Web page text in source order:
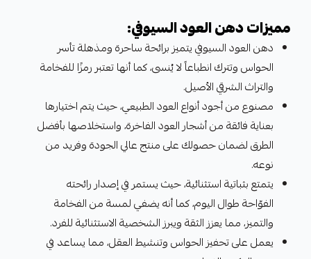
مميزات دهن العود السيوفي:
دهن العود السيوفي يتميز برائحة ساحرة ومذهلة تأسر
الحواس وتترك انطباعاً لا يُنسى، كما أنها تعتبر رمزًا للفخامة
والتراث الشرقي الأصيل.
مصنوع من أجود أنواع العود الطبيعي، حيث يتم اختيارها
بعناية فائقة من أشجار العود الفاخرة، واستخلاصها بأفضل
الطرق لضمان حصولك على منتج عالي الجودة وفريد من
نوعه.
يتمتع بثباتية استثنائية، حيث يستمر في إصدار رائحته
الفوّاحة طوال اليوم، كما أنه يضفي لمسة من الفخامة
والتميز، مما يعزز الثقة ويبرز الشخصية الاستثنائية للفرد.
يعمل على تحفيز الحواس وتنشيط العقل، مما يساعد في